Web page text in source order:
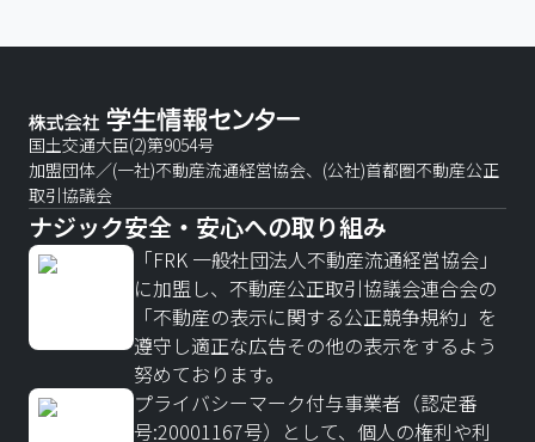
国土交通大臣(2)第9054号
加盟団体／(一社)不動産流通経営協会、(公社)首都圏不動産公正
取引協議会
ナジック安全・安心への取り組み
「FRK 一般社団法人不動産流通経営協会」
に加盟し、不動産公正取引協議会連合会の
「不動産の表示に関する公正競争規約」を
遵守し適正な広告その他の表示をするよう
努めております。
プライバシーマーク付与事業者（認定番
号:20001167号）として、個人の権利や利